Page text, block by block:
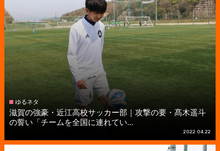
ゆるネタ
滋賀の強豪・近江高校サッカー部｜攻撃の要・髙木遥斗
の誓い「チームを全国に連れてい...
2022.04.22